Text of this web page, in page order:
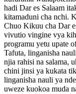
hadi Dar es Salaam
kitamaduni cha nchi.
Chuo Kikuu cha Dar
vivutio vingine vya
programu yetu upate
Tafuta, linganisha
njia rahisi na salama,
chini jinsi ya kukata
linganisha nauli ya
uweze kuokoa muda